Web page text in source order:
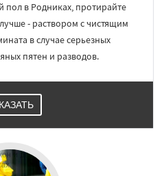
в Родниках, протирайте
- раствором с чистящим
в случае серьезных
пятен и разводов.